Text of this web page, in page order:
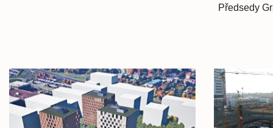
Předsedy
Hlavní
novinky